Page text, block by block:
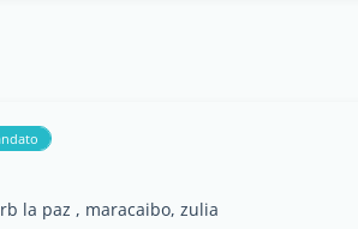
la paz , maracaibo, zulia